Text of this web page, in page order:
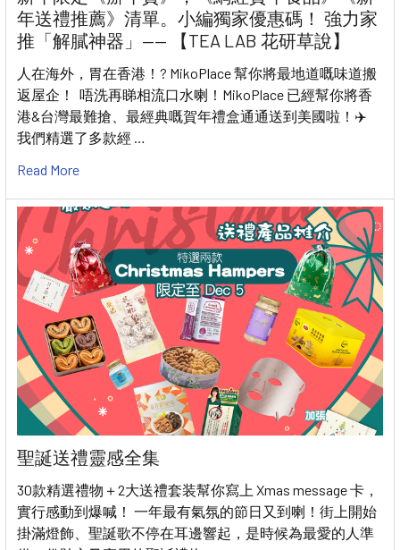
年送禮推薦》清單。小編獨家優惠碼！ 強力家
推「解膩神器」—— 【TEA LAB 花研草說】
人在海外，胃在香港！? MikoPlace 幫你將最地道嘅味道搬
返屋企！ 唔洗再睇相流口水喇！MikoPlace 已經幫你將香
港&台灣最難搶、最經典嘅賀年禮盒通通送到美國啦！✈️
我們精選了多款經 …
Read More
聖誕送禮靈感全集
30款精選禮物＋2大送禮套装幫你寫上 Xmas message 卡，
實行感動到爆喊！ 一年最有氣氛的節日又到喇！街上開始
掛滿燈飾、聖誕歌不停在耳邊響起，是時候為最愛的人準